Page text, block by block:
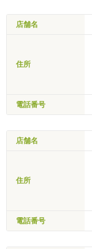
店舗名
住所
電話番号
店舗名
住所
電話番号